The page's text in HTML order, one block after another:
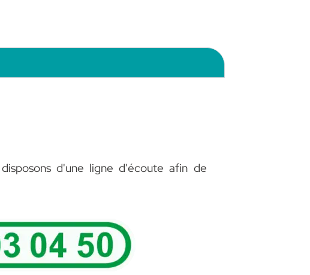
d'une ligne d'écoute afin de